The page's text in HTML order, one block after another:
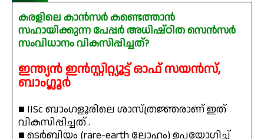
കരളിലെ കാൻസർ കണ്ടെത്താൻ
സഹായിക്കുന്ന പേപ്പർ അധിഷ്ഠിത സെൻസർ
സംവിധാനം വികസിപ്പിച്ചത്?
ഇന്ത്യൻ ഇൻസ്റ്റിറ്റ്യൂട്ട് ഓഫ് സയൻസ്,
ബാംഗ്ലൂർ
■ IISc ബാംഗളൂരിലെ ശാസ്ത്രജ്ഞരാണ് ഇത്
വികസിപ്പിച്ചത് .
■ ടെർബിയം (rare-earth ലോഹം) ഉപയോഗിച്ച്